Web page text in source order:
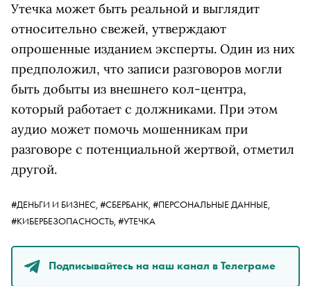
Утечка может быть реальной и выглядит
относительно свежей, утверждают
опрошенные изданием эксперты. Один из них
предположил, что записи разговоров могли
быть добыты из внешнего кол-центра,
который работает с должниками. При этом
аудио может помочь мошенникам при
разговоре с потенциальной жертвой, отметил
другой.
#ДЕНЬГИ И БИЗНЕС, #СБЕРБАНК, #ПЕРСОНАЛЬНЫЕ ДАННЫЕ,
#КИБЕРБЕЗОПАСНОСТЬ, #УТЕЧКА
Подписывайтесь на наш канал в Телеграме